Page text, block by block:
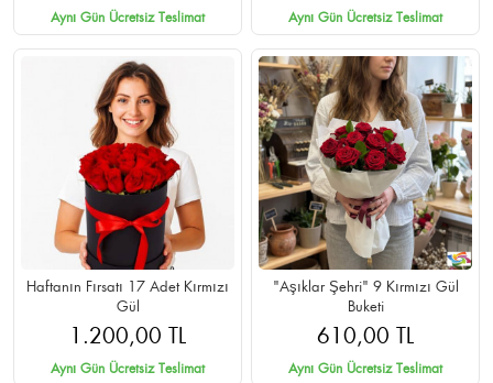
Aynı Gün Ücretsiz Teslimat Aynı Gün Ücretsiz Teslimat
Haftanın Fırsatı 17 Adet Kırmızı
Gül
1.200,00 TL
Aynı Gün Ücretsiz Teslimat
"Aşıklar Şehri" 9 Kırmızı Gül
Buketi
610,00 TL
Aynı Gün Ücretsiz Teslimat